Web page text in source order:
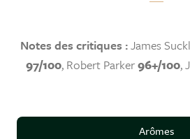
Notes des critiques :James
97/100, Robert Parker96+/100,
Arômes